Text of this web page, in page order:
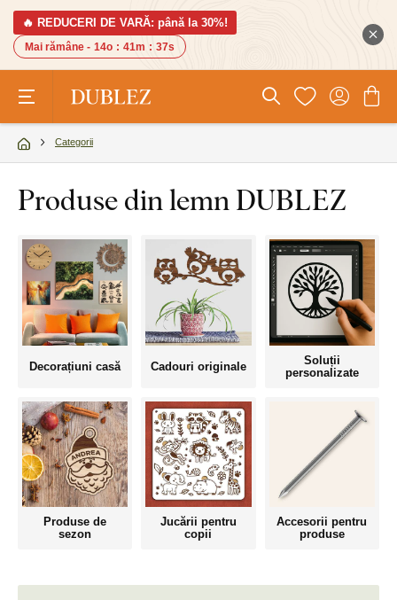
🔥 REDUCERI DE VARĂ: până la 30%!
Mai rămâne - 14o : 41m : 36s
Categorii
Produse din lemn DUBLEZ
Decorațiuni casă Cadouri originale
Soluții
personalizate
Produse de
sezon
Jucării pentru
copii
Accesorii pentru
produse